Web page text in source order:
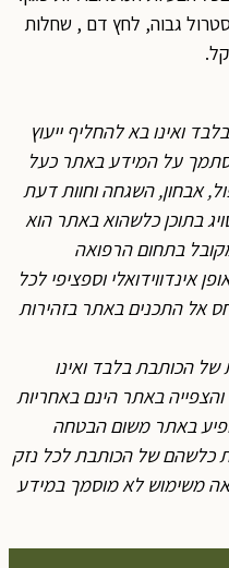
גבוה, לחץ דם , שחלות
ואינו בא להחליף ייעוץ
על המידע באתר כעל
אבחון, השגחה וחוות דעת
בתוכן כלשהוא באתר הוא
בתחום הרפואה
וספציפי לכל
אל התכנים באתר בזהירות
הכותבת בלבד ואינו
באתר הינם באחריות
באתר משום הבטחה
כלשהם של הכותבת לכל נזק
משימוש לא מוסמך במידע